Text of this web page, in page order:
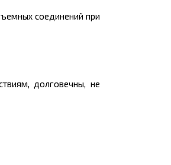
соединений при
долговечны, не